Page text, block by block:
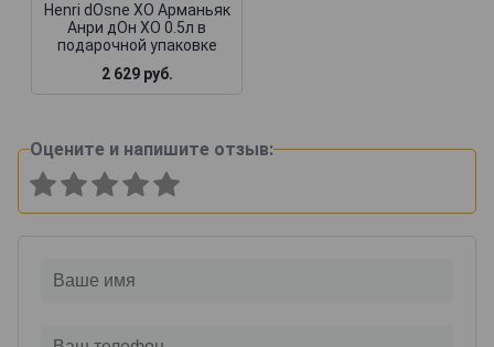
Henri dOsne XO Арманьяк
Анри дОн XO 0.5л в
подарочной упаковке
2 629 руб.
Оцените и напишите отзыв: